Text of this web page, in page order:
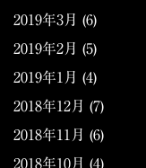
2019年3月 (6)
2019年2月 (5)
2019年1月 (4)
2018年12月 (7)
2018年11月 (6)
2018年10月 (4)